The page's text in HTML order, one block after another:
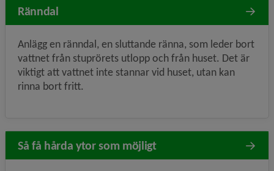
Ränndal
Anlägg en ränndal, en sluttande ränna, som leder bort
vattnet från stuprörets utlopp och från huset. Det är
viktigt att vattnet inte stannar vid huset, utan kan
rinna bort fritt.
Så få hårda ytor som möjligt